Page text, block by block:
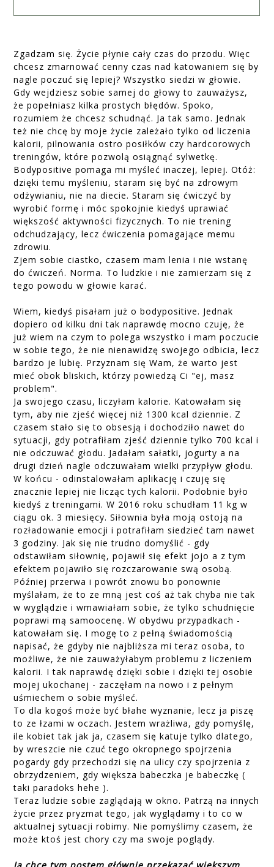
Zgadzam się. Życie płynie cały czas do przodu. Więc
chcesz zmarnować cenny czas nad katowaniem się by
nagle poczuć się lepiej? Wszystko siedzi w głowie.
Gdy wejdziesz sobie samej do głowy to zauważysz,
że popełniasz kilka prostych błędów. Spoko,
rozumiem że chcesz schudnąć. Ja tak samo. Jednak
też nie chcę by moje życie zależało tylko od liczenia
kalorii, pilnowania ostro posiłków czy hardcorowych
treningów, które pozwolą osiągnąć sylwetkę.
Bodypositive pomaga mi myśleć inaczej, lepiej. Otóż:
dzięki temu myśleniu, staram się być na zdrowym
odżywianiu, nie na diecie. Staram się ćwiczyć by
wyrobić formę i móc spokojnie kiedyś uprawiać
większość aktywności fizycznych. To nie trening
odchudzający, lecz ćwiczenia pomagające memu
zdrowiu.
Zjem sobie ciastko, czasem mam lenia i nie wstanę
do ćwiczeń. Norma. To ludzkie i nie zamierzam się z
tego powodu w głowie karać.
Wiem, kiedyś pisałam już o bodypositive. Jednak
dopiero od kilku dni tak naprawdę mocno czuję, że
już wiem na czym to polega wszystko i mam poczucie
w sobie tego, że nie nienawidzę swojego odbicia, lecz
bardzo je lubię. Przyznam się Wam, że warto jest
mieć obok bliskich, którzy powiedzą Ci "ej, masz
problem".
Ja swojego czasu, liczyłam kalorie. Katowałam się
tym, aby nie zjeść więcej niż 1300 kcal dziennie. Z
czasem stało się to obsesją i dochodziło nawet do
sytuacji, gdy potrafiłam zjeść dziennie tylko 700 kcal i
nie odczuwać głodu. Jadałam sałatki, jogurty a na
drugi dzień nagle odczuwałam wielki przypływ głodu.
W końcu - odinstalowałam aplikację i czuję się
znacznie lepiej nie licząc tych kalorii. Podobnie było
kiedyś z treningami. W 2016 roku schudłam 11 kg w
ciągu ok. 3 miesięcy. Siłownia była moją ostoją na
rozładowanie emocji i potrafiłam siedzieć tam nawet
3 godziny. Jak się nie trudno domyślić - gdy
odstawiłam siłownię, pojawił się efekt jojo a z tym
efektem pojawiło się rozczarowanie swą osobą.
Później przerwa i powrót znowu bo ponownie
myślałam, że to ze mną jest coś aż tak chyba nie tak
w wyglądzie i wmawiałam sobie, że tylko schudnięcie
poprawi mą samoocenę. W obydwu przypadkach -
katowałam się. I mogę to z pełną świadomością
napisać, że gdyby nie najbliższa mi teraz osoba, to
możliwe, że nie zauważyłabym problemu z liczeniem
kalorii. I tak naprawdę dzięki sobie i dzięki tej osobie
mojej ukochanej - zaczęłam na nowo i z pełnym
uśmiechem o sobie myśleć.
To dla kogoś może być błahe wyznanie, lecz ja piszę
to ze łzami w oczach. Jestem wrażliwa, gdy pomyślę,
ile kobiet tak jak ja, czasem się katuje tylko dlatego,
by wreszcie nie czuć tego okropnego spojrzenia
pogardy gdy przechodzi się na ulicy czy spojrzenia z
obrzydzeniem, gdy większa babeczka je babeczkę (
taki paradoks hehe ).
Teraz ludzie sobie zaglądają w okno. Patrzą na innych
życie przez pryzmat tego, jak wyglądamy i to co w
aktualnej sytuacji robimy. Nie pomyślimy czasem, że
może ktoś jest chory czy ma swoje poglądy.
Ja chcę tym postem głównie przekazać większym